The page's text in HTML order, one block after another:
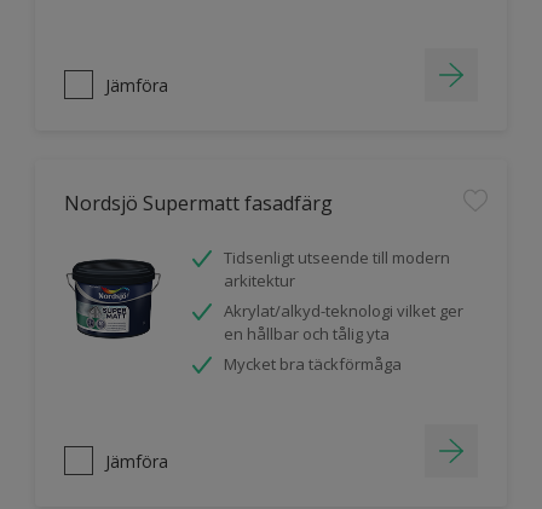
Jämföra
Nordsjö Supermatt fasadfärg
Tidsenligt utseende till modern
arkitektur
Akrylat/alkyd-teknologi vilket ger
en hållbar och tålig yta
Mycket bra täckförmåga
Jämföra